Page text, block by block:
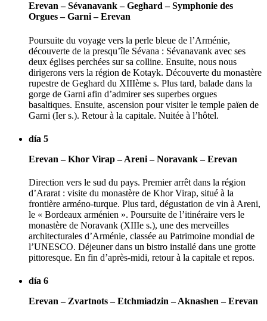
Erevan – Sévanavank – Geghard – Symphonie des
Orgues – Garni – Erevan
Poursuite du voyage vers la perle bleue de l’Arménie,
découverte de la presqu’île Sévana : Sévanavank avec ses
deux églises perchées sur sa colline. Ensuite, nous nous
dirigerons vers la région de Kotayk. Découverte du monastère
rupestre de Geghard du XIIIème s. Plus tard, balade dans la
gorge de Garni afin d’admirer ses superbes orgues
basaltiques. Ensuite, ascension pour visiter le temple païen de
Garni (Ier s.). Retour à la capitale. Nuitée à l’hôtel.
día 5
Erevan – Khor Virap – Areni – Noravank – Erevan
Direction vers le sud du pays. Premier arrêt dans la région
d’Ararat : visite du monastère de Khor Virap, situé à la
frontière arméno-turque. Plus tard, dégustation de vin à Areni,
le « Bordeaux arménien ». Poursuite de l’itinéraire vers le
monastère de Noravank (XIIIe s.), une des merveilles
architecturales d’Arménie, classée au Patrimoine mondial de
l’UNESCO. Déjeuner dans un bistro installé dans une grotte
pittoresque. En fin d’après-midi, retour à la capitale et repos.
día 6
Erevan – Zvartnots – Etchmiadzin – Aknashen – Erevan